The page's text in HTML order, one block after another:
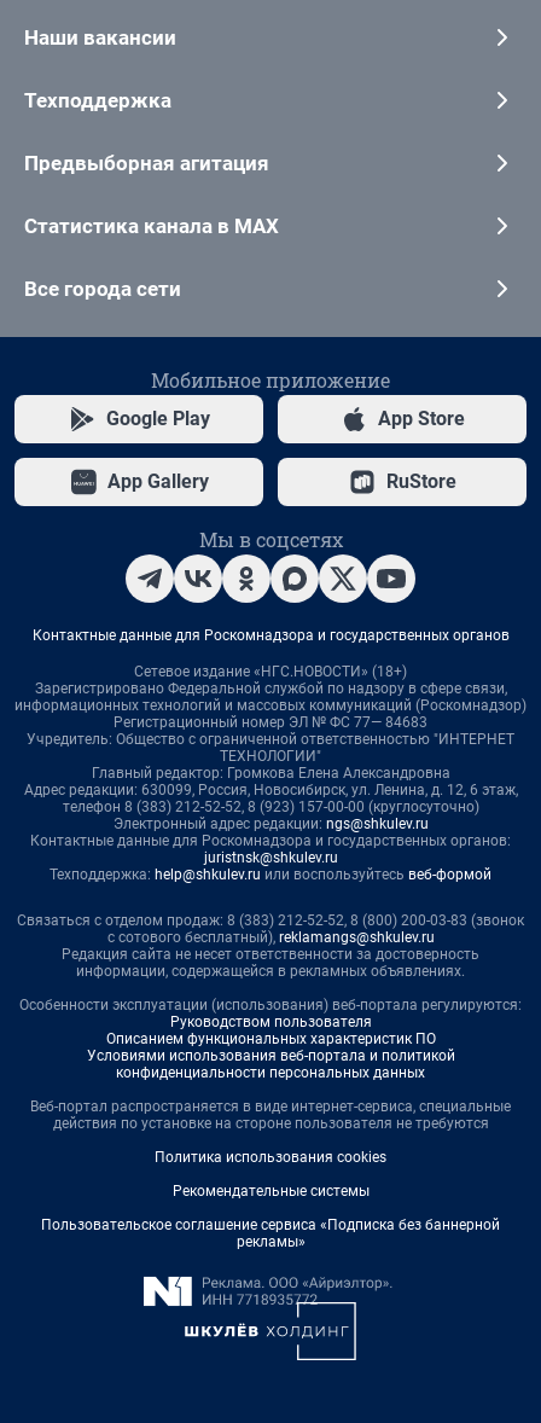
Наши вакансии
Техподдержка
Предвыборная агитация
Статистика канала в MAX
Все города сети
Мобильное приложение
Google Play App Store
App Gallery RuStore
Мы в соцсетях
Контактные данные для Роскомнадзора и государственных органов
Сетевое издание «НГС.НОВОСТИ» (18+)
Зарегистрировано Федеральной службой по надзору в сфере связи,
информационных технологий и массовых коммуникаций (Роскомнадзор)
Регистрационный номер ЭЛ № ФС 77— 84683
Учредитель: Общество с ограниченной ответственностью "ИНТЕРНЕТ
ТЕХНОЛОГИИ"
Главный редактор: Громкова Елена Александровна
Адрес редакции: 630099, Россия, Новосибирск, ул. Ленина, д. 12, 6 этаж,
телефон 8 (383) 212-52-52, 8 (923) 157-00-00 (круглосуточно)
Электронный адрес редакции: ngs@shkulev.ru
Контактные данные для Роскомнадзора и государственных органов:
juristnsk@shkulev.ru
Техподдержка: help@shkulev.ru или воспользуйтесь веб-формой
Связаться с отделом продаж: 8 (383) 212-52-52, 8 (800) 200-03-83 (звонок
с сотового бесплатный), reklamangs@shkulev.ru
Редакция сайта не несет ответственности за достоверность
информации, содержащейся в рекламных объявлениях.
Особенности эксплуатации (использования) веб-портала регулируются:
Руководством пользователя
Описанием функциональных характеристик ПО
Условиями использования веб-портала и политикой
конфиденциальности персональных данных
Веб-портал распространяется в виде интернет-сервиса, специальные
действия по установке на стороне пользователя не требуются
Политика использования cookies
Рекомендательные системы
Пользовательское соглашение сервиса «Подписка без баннерной
рекламы»